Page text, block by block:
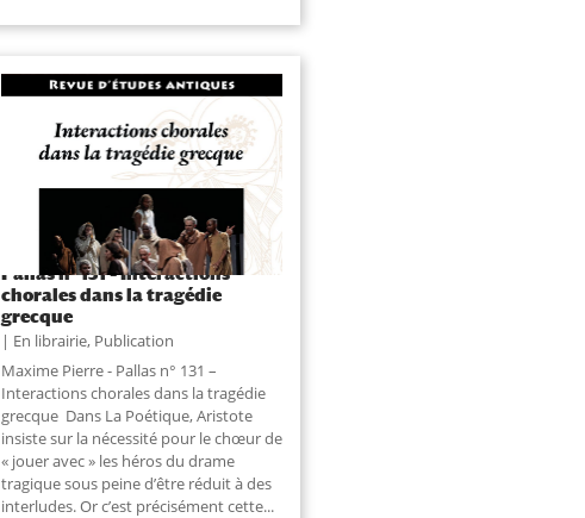
Pallas n° 131 – Interactions
chorales dans la tragédie
grecque
En librairie, Publication
Maxime Pierre - Pallas n° 131 –
Interactions chorales dans la tragédie
grecque Dans La Poétique, Aristote
insiste sur la nécessité pour le chœur de
« jouer avec » les héros du drame
tragique sous peine d’être réduit à des
interludes. Or c’est précisément cette...